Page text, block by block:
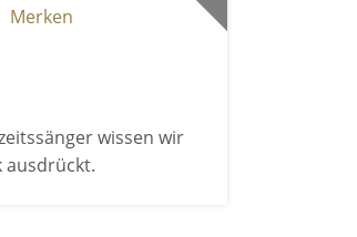
Merken
wissen wir
ausdrückt.